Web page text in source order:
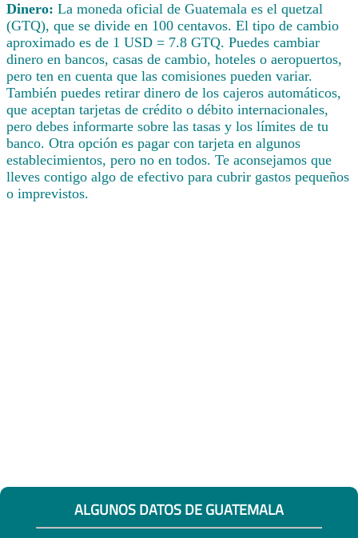
Dinero: La moneda oficial de Guatemala es el quetzal
(GTQ), que se divide en 100 centavos. El tipo de cambio
aproximado es de 1 USD = 7.8 GTQ. Puedes cambiar
dinero en bancos, casas de cambio, hoteles o aeropuertos,
pero ten en cuenta que las comisiones pueden variar.
También puedes retirar dinero de los cajeros automáticos,
que aceptan tarjetas de crédito o débito internacionales,
pero debes informarte sobre las tasas y los límites de tu
banco. Otra opción es pagar con tarjeta en algunos
establecimientos, pero no en todos. Te aconsejamos que
lleves contigo algo de efectivo para cubrir gastos pequeños
o imprevistos.
ALGUNOS DATOS DE GUATEMALA